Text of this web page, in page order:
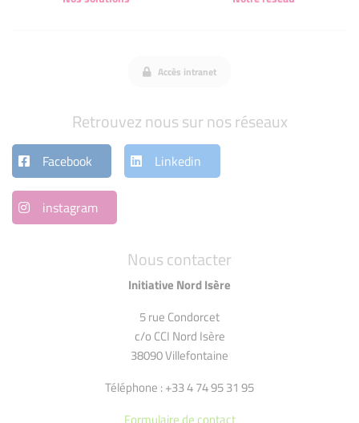
Nous contacter
Initiative Nord Isère
5 rue Condorcet
c/o CCI Nord Isère
38090 Villefontaine
Téléphone : +33 4 74 95 31 95
Accès intranet
Retrouvez nous sur nos réseaux
Facebook Linkedin
instagram